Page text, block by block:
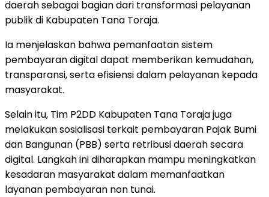
daerah sebagai bagian dari transformasi pelayanan
publik di Kabupaten Tana Toraja.
Ia menjelaskan bahwa pemanfaatan sistem
pembayaran digital dapat memberikan kemudahan,
transparansi, serta efisiensi dalam pelayanan kepada
masyarakat.
Selain itu, Tim P2DD Kabupaten Tana Toraja juga
melakukan sosialisasi terkait pembayaran Pajak Bumi
dan Bangunan (PBB) serta retribusi daerah secara
digital. Langkah ini diharapkan mampu meningkatkan
kesadaran masyarakat dalam memanfaatkan
layanan pembayaran non tunai.